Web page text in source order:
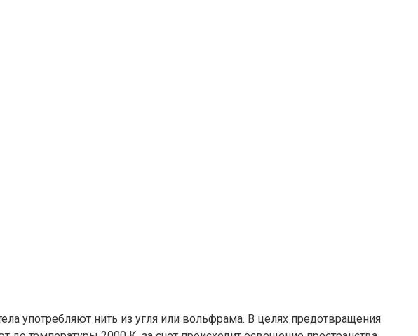
употребляют нить из угля или вольфрама. В целях предотвращения